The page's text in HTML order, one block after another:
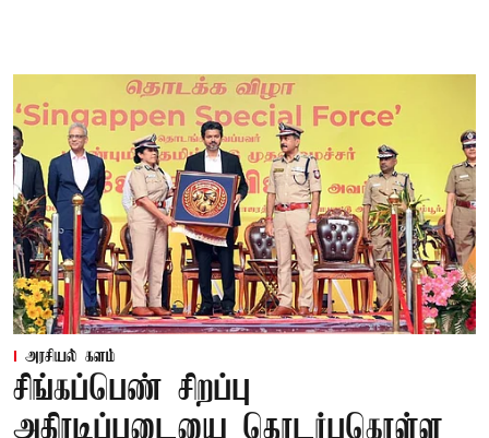
அரசியல் களம்
சிங்கப்பெண் சிறப்பு
அதிரடிப்படையை தொடர்புகொள்ள